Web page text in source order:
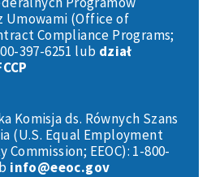
Umowami (Office of
Compliance Programs;
397-6251 lub dział
Komisja ds. Równych Szans
(U.S. Equal Employment
EEOC): 1-800-
info@eeoc.gov